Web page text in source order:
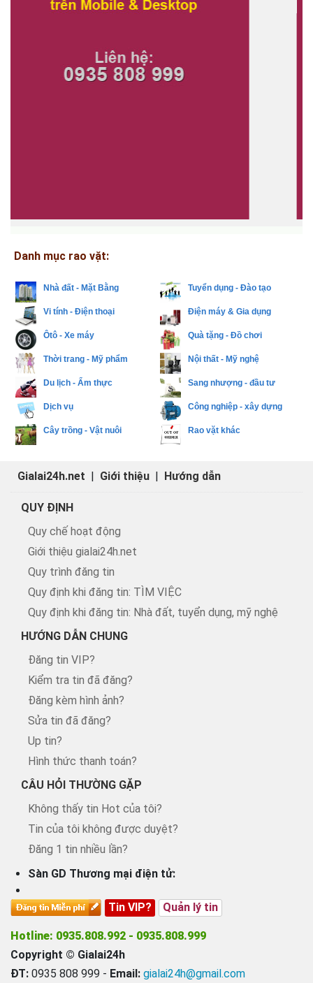
Danh mục rao vặt:
Nhà đất - Mặt Bằng Tuyển dụng - Đào tạo
Vi tính - Điện thoại Điện máy & Gia dụng
Ôtô - Xe máy Quà tặng - Đồ chơi
Thời trang - Mỹ phẩm Nội thất - Mỹ nghệ
Du lịch - Ẩm thực Sang nhượng - đầu tư
Dịch vụ Công nghiệp - xây dựng
Cây trồng - Vật nuôi Rao vặt khác
Gialai24h.net Giới thiệu Hướng dẫn
QUY ĐỊNH
Quy chế hoạt động
Giới thiệu gialai24h.net
Quy trình đăng tin
Quy định khi đăng tin: TÌM VIỆC
Quy định khi đăng tin: Nhà đất, tuyển dụng, mỹ nghệ
HƯỚNG DẪN CHUNG
Đăng tin VIP?
Kiểm tra tin đã đăng?
Đăng kèm hình ảnh?
Sửa tin đã đăng?
Up tin?
Hình thức thanh toán?
CÂU HỎI THƯỜNG GẶP
Không thấy tin Hot của tôi?
Tin của tôi không được duyệt?
Đăng 1 tin nhiều lần?
Sàn GD Thương mại điện tử:
Tin VIP? Quản lý tin
Hotline: 0935.808.992 - 0935.808.999
Copyright © Gialai24h
ĐT: 0935 808 999 - Email: gialai24h@gmail.com